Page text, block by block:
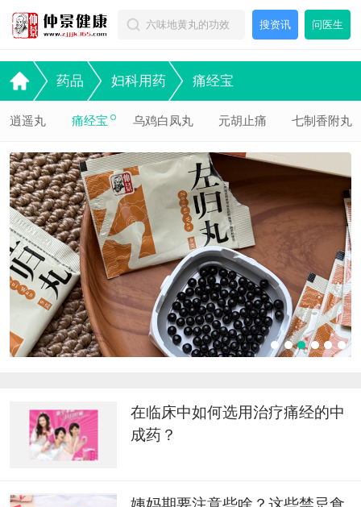
搜资讯 问医生
药品 妇科用药 痛经宝
逍遥丸 痛经宝 乌鸡白凤丸 元胡止痛 七制香附丸
在临床中如何选用治疗痛经的中
成药？